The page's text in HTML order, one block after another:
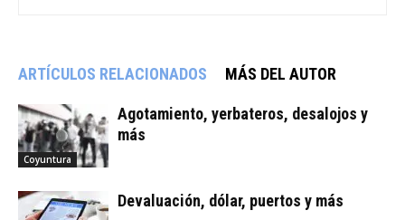
ARTÍCULOS RELACIONADOS MÁS DEL AUTOR
Coyuntura
Agotamiento, yerbateros, desalojos y
más
Devaluación, dólar, puertos y más